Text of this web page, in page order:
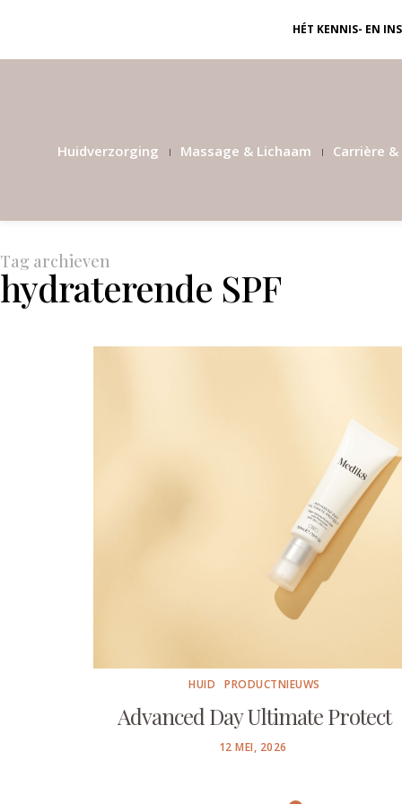
HÉT KENNIS- EN
Huidverzorging Massage & Lichaam Carrière
Tag archieven
hydraterende SPF
HUID PRODUCTNIEUWS
Advanced Day Ultimate Protect
POSTED
12 MEI, 2026